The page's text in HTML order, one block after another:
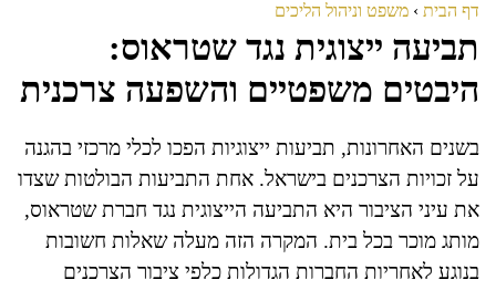
דף הבית › משפט וניהול הליכים
תביעה ייצוגית נגד שטראוס:
היבטים משפטיים והשפעה צרכנית
בשנים האחרונות, תביעות ייצוגיות הפכו לכלי מרכזי בהגנה
על זכויות הצרכנים בישראל. אחת התביעות הבולטות שצדו
את עיני הציבור היא התביעה הייצוגית נגד חברת שטראוס,
מותג מוכר בכל בית. המקרה הזה מעלה שאלות חשובות
בנוגע לאחריות החברות הגדולות כלפי ציבור הצרכנים